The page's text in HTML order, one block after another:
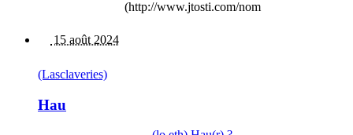
(http://www.jtosti.com/nom
15 août 2024
(Lasclaveries)
Hau